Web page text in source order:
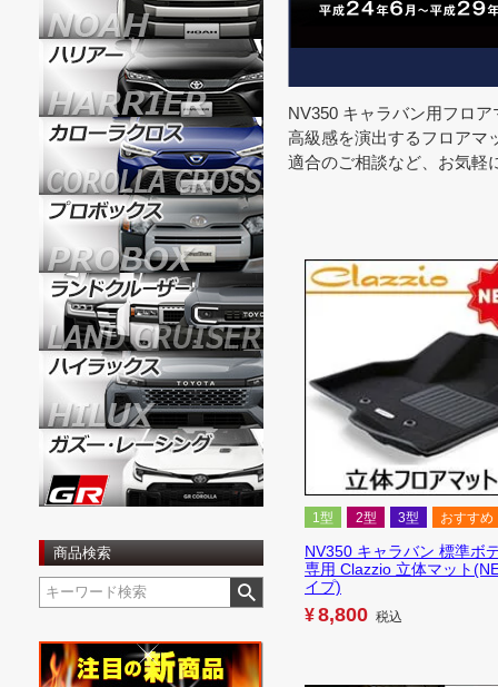
商品検索
NV350 キャラバン用フロ
高級感を演出するフロアマ
適合のご相談など、お気軽
1型 2型 3型 おすすめ
NV350 キャラバン 標準ボ
専用 Clazzio 立体マット
イプ)
¥8,800 税込